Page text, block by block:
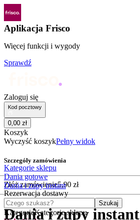
Aplikacja Frisco
Więcej funkcji i wygody
Sprawdź
Zaloguj się
Kod pocztowy
0,00 zł
Koszyk
Wyczyść koszykPełny widok
Szczegóły zamówienia
Złóż zamówienie5,90 zł
Rezerwacja dostawy
Czego szukasz?
Szukaj
KategorieKategorie sklepu
Kategorie sklepu
Dania gotowe
Dania i zupy instant
Dania i zupy instant